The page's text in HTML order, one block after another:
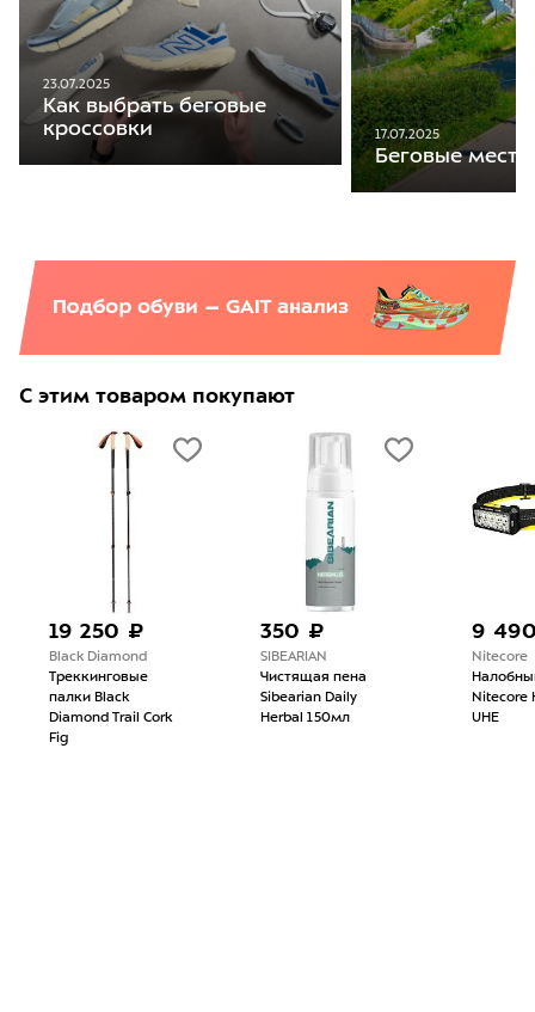
23.07.2025
Как выбрать беговые
кроссовки
17.07.2025
Беговые
С этим товаром покупают
19 250 ₽
Black Diamond
Треккинговые
палки Black
Diamond Trail Cork
Fig
350 ₽
SIBEARIAN
Чистящая пена
Sibearian Daily
Herbal 150мл
9
Nitecore
Nitecore
UHE